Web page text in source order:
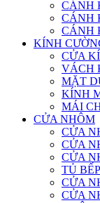
CÁNH
CÁNH
CÁNH
KÍNH
CỬA
VÁCH
MẶT
KÍNH
MÁI
CỬA NHÔM
CỬA
CỬA
CỬA
TỦ
CỬA
CỬA